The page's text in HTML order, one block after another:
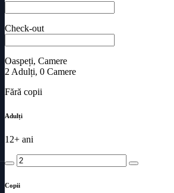
Check-out
Oaspeți, Camere
2 Adulți, 0 Camere
Fără copii
Adulți
12+ ani
Copii